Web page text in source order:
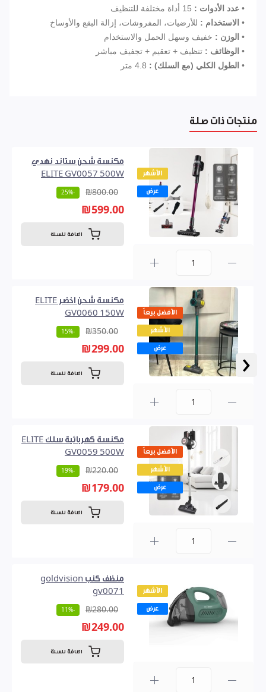
‹
• عدد الأدوات :
• الاستخدام : للأرضيات، المفروشات، إزالة البقع والأوساخ
• الوزن : خفيف وسهل الحمل والاستخدام
• الوظائف : تنظيف + تعقيم + تجفيف مباشر
• الطول الكلي (مع السلك) :
منتجات ذات صلة
الأشهر
عرض
مكنسة شحن ستاند نهدي
ELITE GV0057 500W
₪800.00
-25%
₪599.00
اضافة للسلة
الأفضل بيعاً
الأشهر
عرض
مكنسة شحن اخضر ELITE
GV0060 150W
₪350.00
-15%
₪299.00
اضافة للسلة
الأفضل بيعاً
الأشهر
عرض
مكنسة كهربائية سلك ELITE
GV0059 500W
₪220.00
-19%
₪179.00
اضافة للسلة
الأشهر
عرض
منظف كنب goldvision
gv0071
₪280.00
-11%
₪249.00
اضافة للسلة